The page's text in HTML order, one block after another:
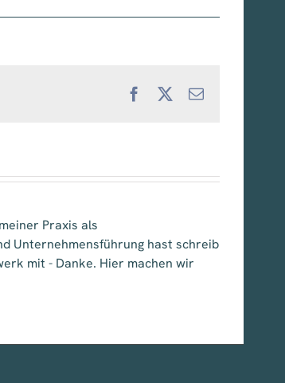
FacebookE-
Praxis als
Unternehmensführung hast schreib
mit - Danke. Hier machen wir